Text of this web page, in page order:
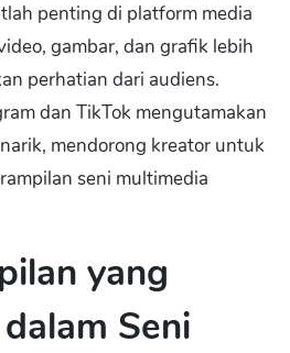
penting di platform media
gambar, dan grafik lebih
perhatian dari audiens.
dan TikTok mengutamakan
mendorong kreator untuk
seni multimedia
yang
Seni